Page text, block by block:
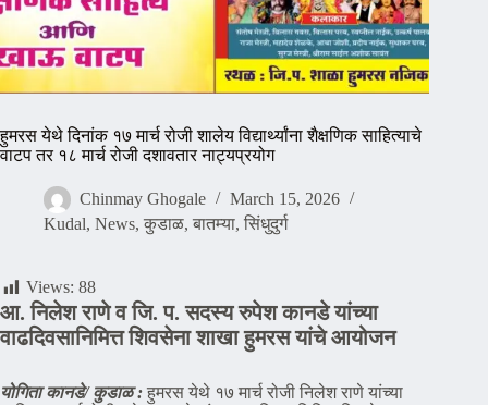
हुमरस येथे दिनांक १७ मार्च रोजी शालेय विद्यार्थ्यांना शैक्षणिक साहित्याचे
वाटप तर १८ मार्च रोजी दशावतार नाट्यप्रयोग
Chinmay Ghogale
March 15, 2026
Kudal, News, कुडाळ, बातम्या, सिंधुदुर्ग
Views: 88
आ. निलेश राणे व जि. प. सदस्य रुपेश कानडे यांच्या
वाढदिवसानिमित्त शिवसेना शाखा हुमरस यांचे आयोजन
योगिता कानडे/ कुडाळ : हुमरस येथे १७ मार्च रोजी निलेश राणे यांच्या